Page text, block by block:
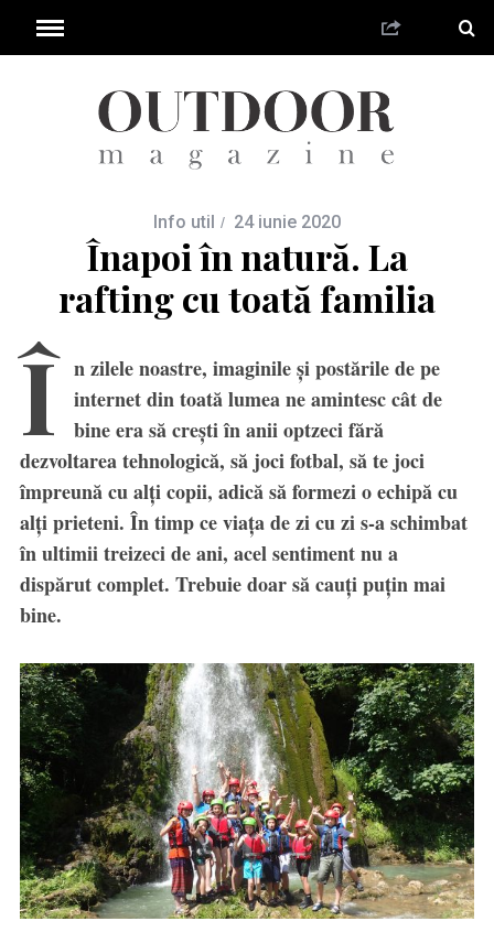
Info util 24 iunie 2020
Înapoi în natură. La
rafting cu toată familia
Î n zilele noastre, imaginile și postările de pe
internet din toată lumea ne amintesc cât de
bine era să crești în anii optzeci fără
dezvoltarea tehnologică, să joci fotbal, să te joci
împreună cu alți copii, adică să formezi o echipă cu
alți prieteni. În timp ce viața de zi cu zi s-a schimbat
în ultimii treizeci de ani, acel sentiment nu a
dispărut complet. Trebuie doar să cauți puțin mai
bine.